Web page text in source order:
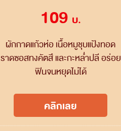
109 บ.
ผักกาดแก้วห่อ เนื้อหมูชุบแป้งทอด
ราดซอสทงคัตสึ และกะหล่ำปลี อร่อย
ฟินจนหยุดไม่ได้
คลิกเลย